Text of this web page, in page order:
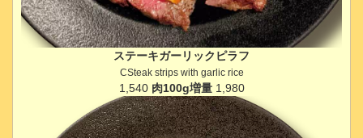
ステーキガーリックピラフ
CSteak strips with garlic rice
1,540 肉100g増量 1,980